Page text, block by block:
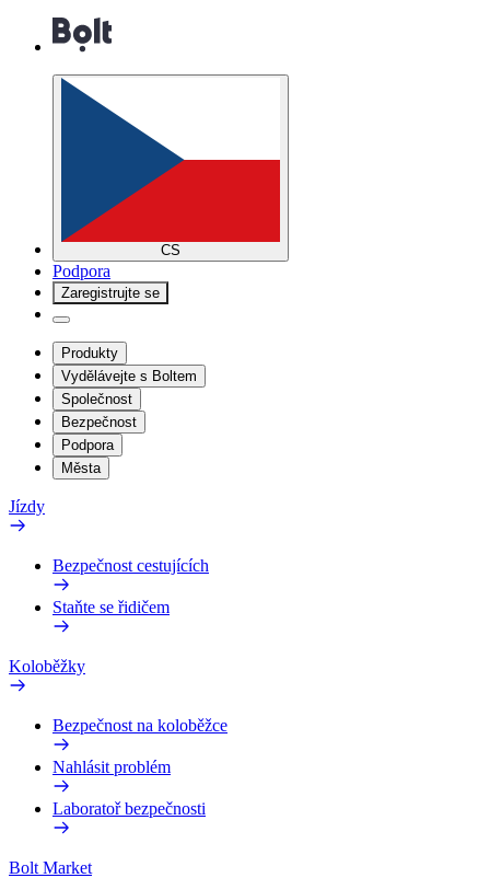
CS
Podpora
Zaregistrujte se
Produkty
Vydělávejte s Boltem
Společnost
Bezpečnost
Podpora
Města
Jízdy
Bezpečnost cestujících
Staňte se řidičem
Koloběžky
Bezpečnost na koloběžce
Nahlásit problém
Laboratoř bezpečnosti
Bolt Market